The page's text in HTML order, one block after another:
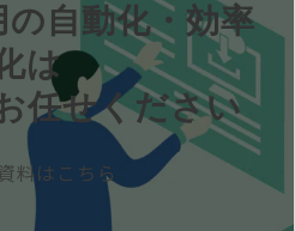
自動化・効率
は
任せください
料はこちら